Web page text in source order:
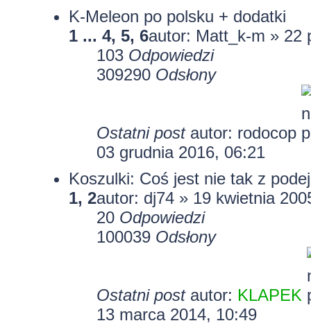
K-Meleon po polsku + dodatki
1... 4, 5, 6autor: Matt_k-m » 22
103 Odpowiedzi
309290 Odsłony
Ostatni post autor: rodocop
03 grudnia 2016, 06:21
Koszulki: Coś jest nie tak z
1, 2autor: dj74» 19 kwietnia
20 Odpowiedzi
100039 Odsłony
Ostatni post autor: KLAPEK
13 marca 2014, 10:49